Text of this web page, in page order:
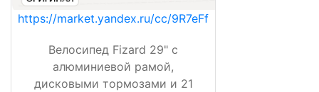
https://market.yandex.ru/cc/9R7eFf
Велосипед Fizard 29" с
алюминиевой рамой,
дисковыми тормозами и 21